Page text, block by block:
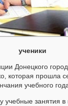
ученики
Донецкого
которая прошла
учебного
учебные занятия в